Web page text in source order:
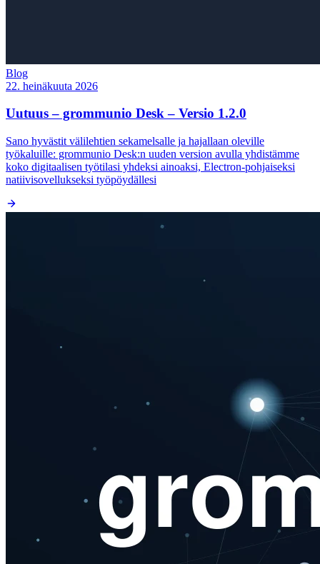
Blog
22. heinäkuuta 2026
Uutuus – grommunio Desk – Versio 1.2.0
Sano hyvästit välilehtien sekamelsalle ja hajallaan oleville
työkaluille: grommunio Desk:n uuden version avulla yhdistämme
koko digitaalisen työtilasi yhdeksi ainoaksi, Electron-pohjaiseksi
natiivisovellukseksi työpöydällesi